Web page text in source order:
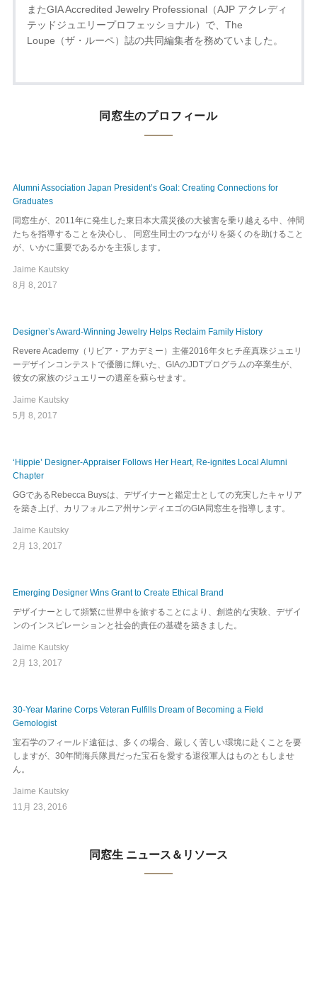
またGIA Accredited Jewelry Professional（AJP アクレディ
テッドジュエリープロフェッショナル）で、The
Loupe（ザ・ルーペ）誌の共同編集者を務めていました。
同窓生のプロフィール
Alumni Association Japan President’s Goal: Creating Connections for
Graduates
同窓生が、2011年に発生した東日本大震災後の大被害を乗り越える中、仲間
たちを指導することを決心し、 同窓生同士のつながりを築くのを助けること
が、いかに重要であるかを主張します。
Jaime Kautsky
8月 8, 2017
Designer’s Award-Winning Jewelry Helps Reclaim Family History
Revere Academy（リビア・アカデミー）主催2016年タヒチ産真珠ジュエリ
ーデザインコンテストで優勝に輝いた、GIAのJDTプログラムの卒業生が、
彼女の家族のジュエリーの遺産を蘇らせます。
Jaime Kautsky
5月 8, 2017
‘Hippie’ Designer-Appraiser Follows Her Heart, Re-ignites Local Alumni
Chapter
GGであるRebecca Buysは、デザイナーと鑑定士としての充実したキャリア
を築き上げ、カリフォルニア州サンディエゴのGIA同窓生を指導します。
Jaime Kautsky
2月 13, 2017
Emerging Designer Wins Grant to Create Ethical Brand
デザイナーとして頻繁に世界中を旅することにより、創造的な実験、デザイ
ンのインスピレーションと社会的責任の基礎を築きました。
Jaime Kautsky
2月 13, 2017
30-Year Marine Corps Veteran Fulfills Dream of Becoming a Field
Gemologist
宝石学のフィールド遠征は、多くの場合、厳しく苦しい環境に赴くことを要
しますが、30年間海兵隊員だった宝石を愛する退役軍人はものともしませ
ん。
Jaime Kautsky
11月 23, 2016
同窓生 ニュース＆リソース